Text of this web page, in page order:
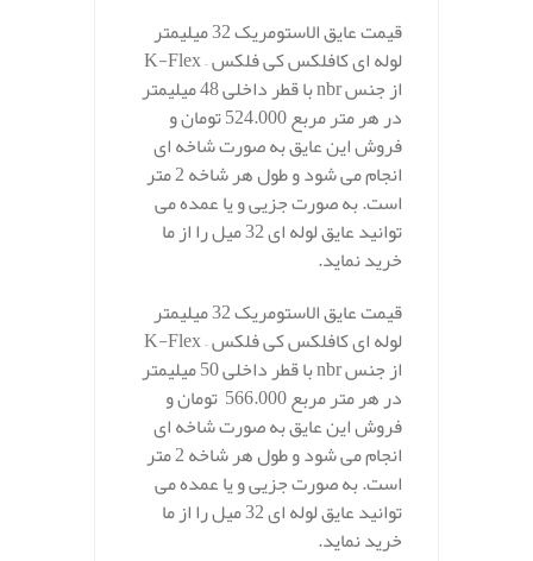
قیمت عایق الاستومریک 32 میلیمتر
لوله ای کافلکس کی فلکس – K-Flex
از جنس nbr با قطر داخلی 48 میلیمتر
در هر متر مربع 524.000 تومان و
فروش این عایق به صورت شاخه ای
انجام می شود و طول هر شاخه 2 متر
است. به صورت جزیی و یا عمده می
توانید عایق لوله ای 32 میل را از ما
خرید نماید.
قیمت عایق الاستومریک 32 میلیمتر
لوله ای کافلکس کی فلکس – K-Flex
از جنس nbr با قطر داخلی 50 میلیمتر
در هر متر مربع 566.000 تومان و
فروش این عایق به صورت شاخه ای
انجام می شود و طول هر شاخه 2 متر
است. به صورت جزیی و یا عمده می
توانید عایق لوله ای 32 میل را از ما
خرید نماید.